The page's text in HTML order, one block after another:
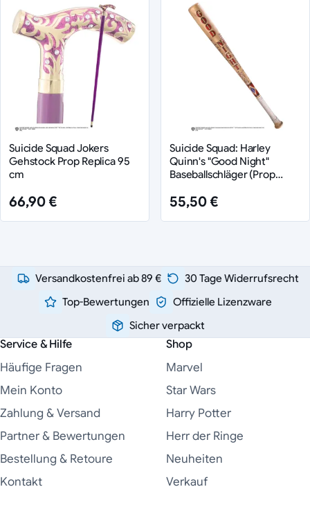
Suicide Squad Jokers
Gehstock Prop Replica 95
cm
66,90 €
Suicide Squad: Harley
Quinn's "Good Night"
Baseballschläger (Prop
55,50 €
Versandkostenfrei ab 89 €
30 Tage Widerrufsrecht
Top-Bewertungen
Offizielle Lizenzware
Sicher verpackt
Service & Hilfe
Häufige Fragen
Mein Konto
Zahlung & Versand
Partner & Bewertungen
Bestellung & Retoure
Kontakt
Shop
Marvel
Star Wars
Harry Potter
Herr der Ringe
Neuheiten
Verkauf